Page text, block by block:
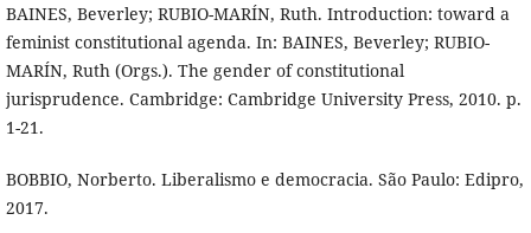
BAINES, Beverley; RUBIO-MARÍN, Ruth. Introduction: toward a
feminist constitutional agenda. In: BAINES, Beverley; RUBIO-
MARÍN, Ruth (Orgs.). The gender of constitutional
jurisprudence. Cambridge: Cambridge University Press, 2010. p.
1-21.
BOBBIO, Norberto. Liberalismo e democracia. São Paulo: Edipro,
2017.